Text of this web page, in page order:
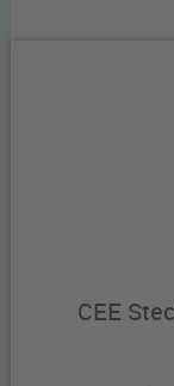
CEE